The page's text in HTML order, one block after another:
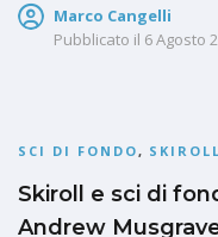
Marco Cangelli
Pubblicato il 6 Agosto
SCI DI FONDO, SKIROLL
Skiroll e sci di
Andrew